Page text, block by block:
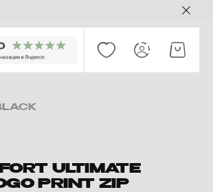
ULTIMATE
PRINT ZIP